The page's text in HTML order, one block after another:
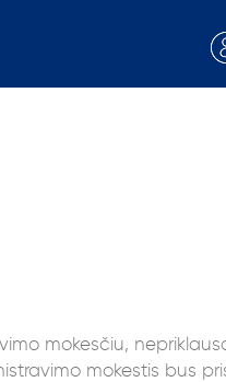
mokesčiu,
mokestis bus